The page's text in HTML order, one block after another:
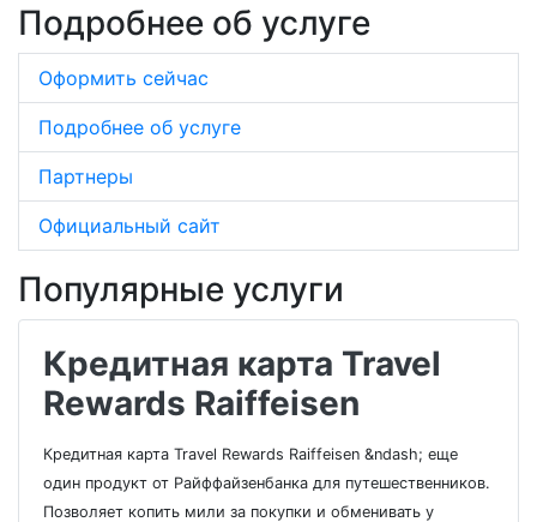
Подробнее об услуге
Оформить сейчас
Подробнее об услуге
Партнеры
Официальный сайт
Популярные услуги
Кредитная карта Travel
Rewards Raiffeisen
Кредитная карта Travel Rewards Raiffeisen &ndash; еще
один продукт от Райффайзенбанка для путешественников.
Позволяет копить мили за покупки и обменивать у